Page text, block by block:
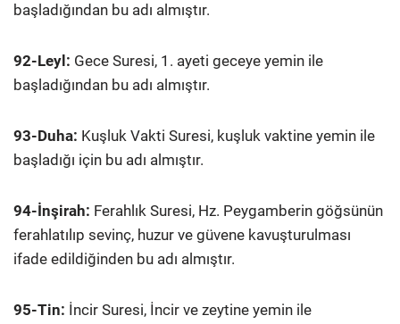
başladığından bu adı almıştır.
92-Leyl: Gece Suresi, 1. ayeti geceye yemin ile
başladığından bu adı almıştır.
93-Duha: Kuşluk Vakti Suresi, kuşluk vaktine yemin ile
başladığı için bu adı almıştır.
94-İnşirah: Ferahlık Suresi, Hz. Peygamberin göğsünün
ferahlatılıp sevinç, huzur ve güvene kavuşturulması
ifade edildiğinden bu adı almıştır.
95-Tin: İncir Suresi, İncir ve zeytine yemin ile